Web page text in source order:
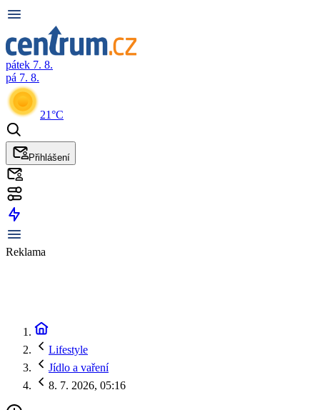
pátek 7. 8.
pá 7. 8.
21°C
Přihlášení
Reklama
Lifestyle
Jídlo a vaření
8. 7. 2026, 05:16